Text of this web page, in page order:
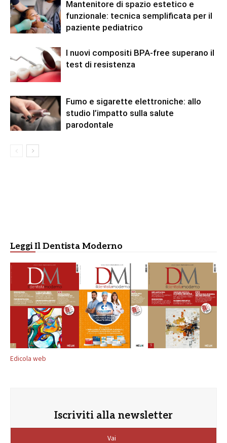
Mantenitore di spazio estetico e
funzionale: tecnica semplificata per il
paziente pediatrico
I nuovi compositi BPA-free superano il
test di resistenza
Fumo e sigarette elettroniche: allo
studio l’impatto sulla salute
parodontale
Leggi Il Dentista Moderno
Edicola web
Iscriviti alla newsletter
Vai